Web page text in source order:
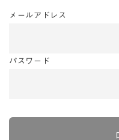
メールアドレス
パスワード